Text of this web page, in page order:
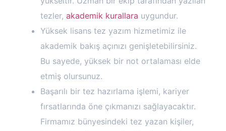
tezler, akademik kurallara uygundur.
Yüksek lisans tez yazım hizmetimiz ile
akademik bakış açınızı genişletebilirsiniz.
Bu sayede, yüksek bir not ortalaması elde
etmiş olursunuz.
Başarılı bir tez hazırlama işlemi, kariyer
fırsatlarında öne çıkmanızı sağlayacaktır.
Firmamız bünyesindeki tez yazan kişiler,